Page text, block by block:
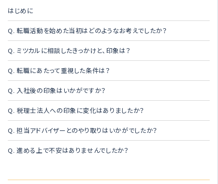
はじめに
Q. 転職活動を始めた当初はどのようなお考えでしたか？
Q. ミツカルに相談したきっかけと、印象は？
Q. 転職にあたって重視した条件は？
Q. 入社後の印象はいかがですか？
Q. 税理士法人への印象に変化はありましたか？
Q. 担当アドバイザーとのやり取りはいかがでしたか？
Q. 進める上で不安はありませんでしたか？